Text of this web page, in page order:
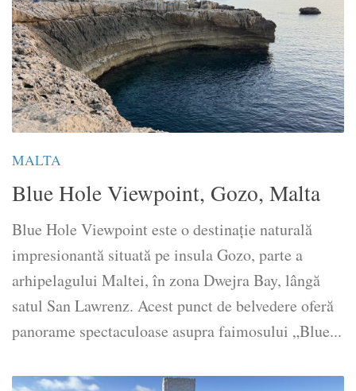
MALTA
Blue Hole Viewpoint, Gozo, Malta
Blue Hole Viewpoint este o destinație naturală
impresionantă situată pe insula Gozo, parte a
arhipelagului Maltei, în zona Dwejra Bay, lângă
satul San Lawrenz. Acest punct de belvedere oferă
panorame spectaculoase asupra faimosului „Blue...